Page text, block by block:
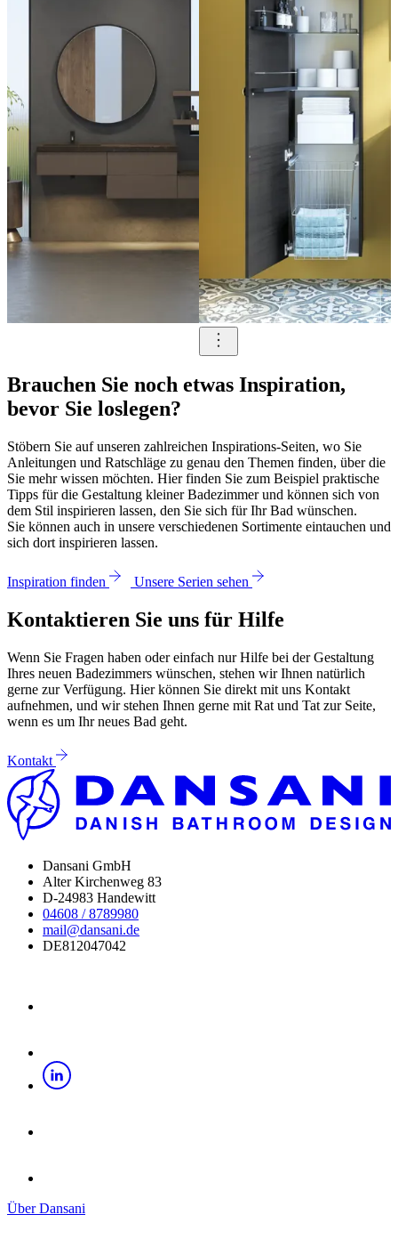
Brauchen Sie noch etwas Inspiration,
bevor Sie loslegen?
Stöbern Sie auf unseren zahlreichen Inspirations-Seiten, wo Sie
Anleitungen und Ratschläge zu genau den Themen finden, über die
Sie mehr wissen möchten. Hier finden Sie zum Beispiel praktische
Tipps für die Gestaltung kleiner Badezimmer und können sich von
dem Stil inspirieren lassen, den Sie sich für Ihr Bad wünschen.
Sie können auch in unsere verschiedenen Sortimente eintauchen und
sich dort inspirieren lassen.
Inspiration finden Unsere Serien sehen
Kontaktieren Sie uns für Hilfe
Wenn Sie Fragen haben oder einfach nur Hilfe bei der Gestaltung
Ihres neuen Badezimmers wünschen, stehen wir Ihnen natürlich
gerne zur Verfügung. Hier können Sie direkt mit uns Kontakt
aufnehmen, und wir stehen Ihnen gerne mit Rat und Tat zur Seite,
wenn es um Ihr neues Bad geht.
Kontakt
Dansani GmbH
Alter Kirchenweg 83
D-24983 Handewitt
04608 / 8789980
mail@dansani.de
DE812047042
Über Dansani